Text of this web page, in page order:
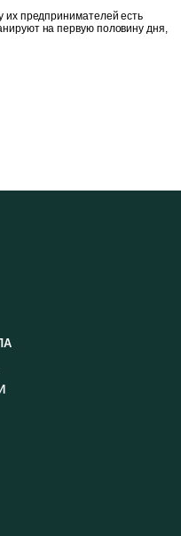
их предпринимателей есть
на первую половину дня,